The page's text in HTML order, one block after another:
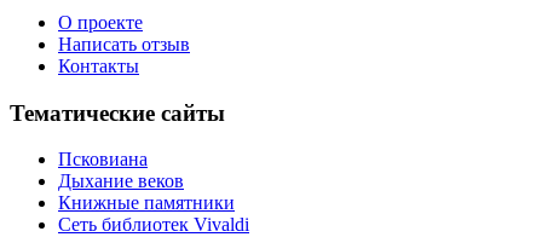
О проекте
Написать отзыв
Контакты
Тематические сайты
Псковиана
Дыхание веков
Книжные памятники
Сеть библиотек Vivaldi